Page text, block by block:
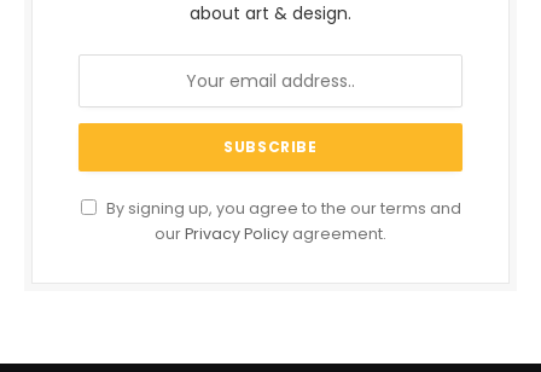
about art & design.
By signing up, you agree to the our terms and
ourPrivacy Policy agreement.